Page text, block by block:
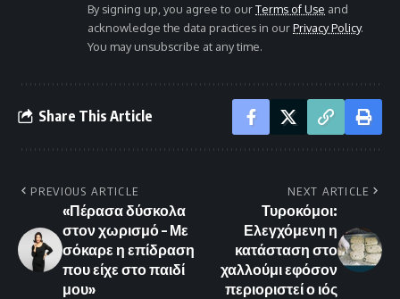
By signing up, you agree to ourTerms of Use and
acknowledge the data practices in ourPrivacy Policy.
You may unsubscribe at any time.
Share This Article
PREVIOUS ARTICLE
«Πέρασα δύσκολα
στον χωρισμό – Με
σόκαρε η επίδραση
που είχε στο παιδί
μου»
NEXT ARTICLE
Τυροκόμοι:
Ελεγχόμενη η
κατάσταση στο
χαλλούμι εφόσον
περιοριστεί ο ιός